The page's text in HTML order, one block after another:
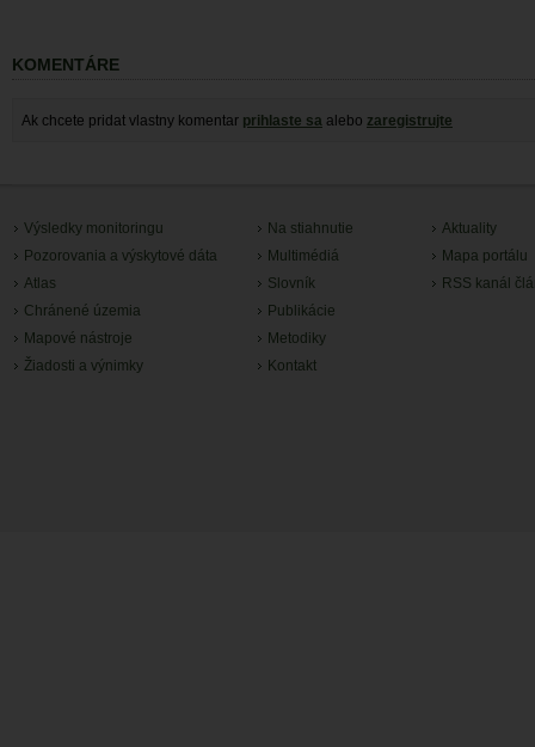
KOMENTÁRE
Ak chcete pridat vlastny komentar prihlaste sa alebo zaregistrujte
Výsledky monitoringu
Pozorovania a výskytové dáta
Atlas
Chránené územia
Mapové nástroje
Žiadosti a výnimky
Na stiahnutie
Multimédiá
Slovník
Publikácie
Metodiky
Kontakt
Aktuality
Mapa portálu
RSS kanál